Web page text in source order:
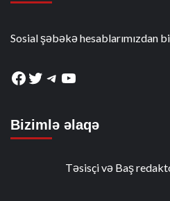
Sosial şəbəkə hesablarımızdan
Facebook
Twitter
Telegram
YouTube
Bizimlə əlaqə
Təsisçi və Baş